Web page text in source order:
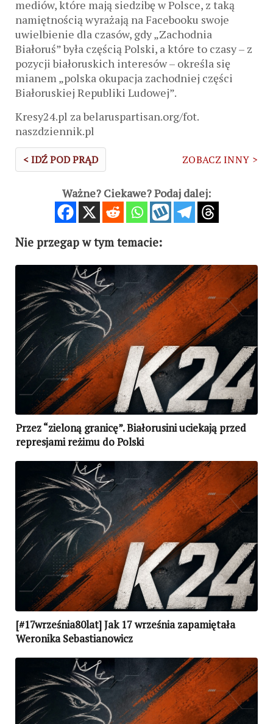
mediów, które mają siedzibę w Polsce, z taką
namiętnością wyrażają na Facebooku swoje
uwielbienie dla czasów, gdy „Zachodnia
Białoruś” była częścią Polski, a które to czasy – z
pozycji białoruskich interesów – określa się
mianem „polska okupacja zachodniej części
Białoruskiej Republiki Ludowej”.
Kresy24.pl za belaruspartisan.org/fot.
naszdziennik.pl
< IDŹ POD PRĄD ZOBACZ INNY >
Ważne? Ciekawe? Podaj dalej:
Nie przegap w tym temacie:
Przez “zieloną granicę”. Białorusini uciekają przed
represjami reżimu do Polski
[#17września80lat] Jak 17 września zapamiętała
Weronika Sebastianowicz